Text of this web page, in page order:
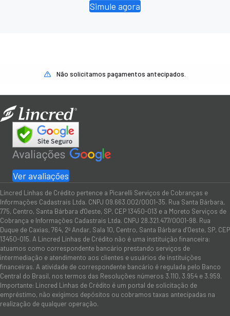
Simule agora
Não solicitamos pagamentos antecipados.
Ver avaliações
Lincred Linhas de Crédito pertence a Picarelli Serviços de Cobranças e
Informações Cadastrais Ltda. CNPJ 09.663.002/0001-35. Rua Santa Bárbara,
775, Centro, Santa Bárbara d'Oeste, SP, CEP 13450-013 e a Moreto Serviços de
Cobrança e Informações Cadastrais Ltda. CNPJ 28.321.477/0001-98. Rua
Duque de Caxias, 764, 2º Andar, Sala 10, Centro, Santa Bárbara d’Oeste, SP, CEP
13450-015. A Lincred Linhas de Crédito não é uma instituição financeira:
atuamos como correspondente bancário prestando serviços de
intermediação e atendimento aos clientes e usuários de instituições
financeiras. A atividade de correspondente bancário é regulada pelo Banco
Central do Brasil, nos termos das Resoluções números 3.110, 3.954 e 3.959.
Importante: Lincred Linhas de Crédito é um portal de solicitação de
empréstimo, não exigimos depósitos ou cobramos taxas antecipadas na
realização de qualquer operação.